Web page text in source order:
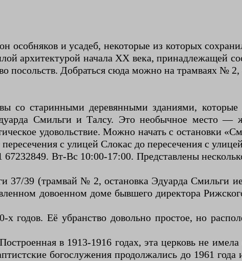
особняков и усадеб, некоторые из которых
архитектурой начала XX века, принадлежащей
посольств. Добраться сюда можно на трамваях №
со старинными деревянными зданиями,
Смильги и Талсу. Это необычное место —
удовольствие. Можно начать с остановки
с улицей Слокас до пересечения с
Вт-Вс 10:00-17:00. Представлены
37/39 (трамвай № 2, остановка Эдуарда Смильги
довоенном доме бывшего директора
годов. Её убранство довольно простое, но
в 1913-1916 годах, эта церковь не
богослужения продолжались до 1961 года